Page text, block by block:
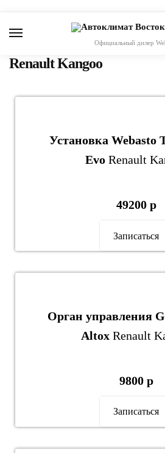
navigation
content
Официальный дилер
Renault Kangoo
Установка Webasto
Evo Renault
49200 р
Записаться
Орган управления
Altox Renault
9800 р
Записаться